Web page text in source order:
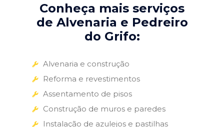
Conheça mais serviços
de Alvenaria e Pedreiro
do Grifo:
Alvenaria e construção
Reforma e revestimentos
Assentamento de pisos
Construção de muros e paredes
Instalação de azulejos e pastilhas